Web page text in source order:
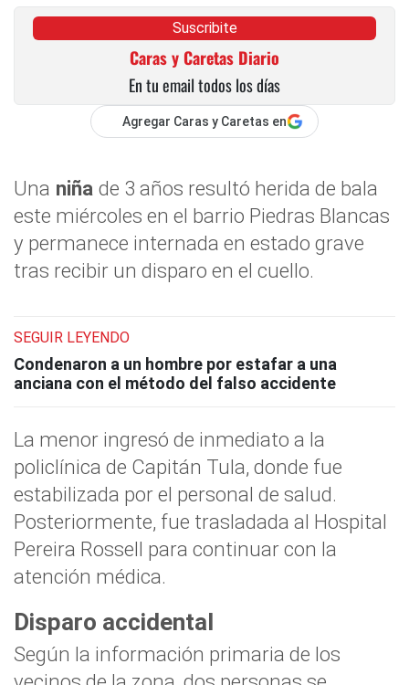
Suscribite
Caras y Caretas Diario
En tu email todos los días
Agregar Caras y Caretas en
Una niña de 3 años resultó herida de bala
este miércoles en el barrio Piedras Blancas
y permanece internada en estado grave
tras recibir un disparo en el cuello.
SEGUIR LEYENDO
Condenaron a un hombre por estafar a una
anciana con el método del falso accidente
La menor ingresó de inmediato a la
policlínica de Capitán Tula, donde fue
estabilizada por el personal de salud.
Posteriormente, fue trasladada al Hospital
Pereira Rossell para continuar con la
atención médica.
Disparo accidental
Según la información primaria de los